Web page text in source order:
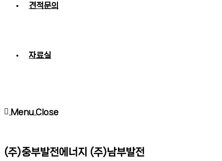
견적문의
자료실
Menu Close
(주)중부발전에너지 (주)남부발전